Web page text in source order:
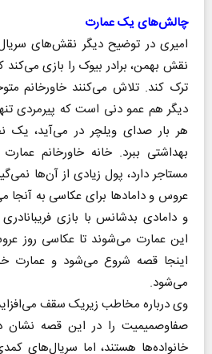
چالش‌های یک عمارت
امیری در توضیح دیگر نقش‌های
نقش بهمن، برادر بیوک را بازی
ترک کند. تلاش می‌کنند خاورخانم
دیگر هم عمو دنی است که پیرمردی
هر بار صدای ویلچر در می‌آید، یک
بهداشتی ببرد. خانه خاورخانم
مستاجر دارد، پول زیادی از آن‌ها
عروس و داماد‌ها برای عکاسی به آنجا
و دامادی بدشانس با بازی
این عمارت می‌شوند تا عکاسی روز
اینجا قصه شروع می‌شود و عمارت
می‌شود.
وی درباره مخاطب زیریک سقف
صفا‌و‌صمیمیت را در این قصه نشان
خانواده‌ها هستند، اما سریال‌های